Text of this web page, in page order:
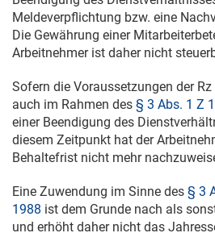
Meldeverpflichtung bzw. eine
Die Gewährung einer
Arbeitnehmer ist daher nicht
Sofern die Voraussetzungen der
auch im Rahmen des § 3 Abs. 1 Z
einer Beendigung des
diesem Zeitpunkt hat der
Behaltefrist nicht mehr
Eine Zuwendung im Sinne des § 3
1988 ist dem Grunde nach als
und erhöht daher nicht das